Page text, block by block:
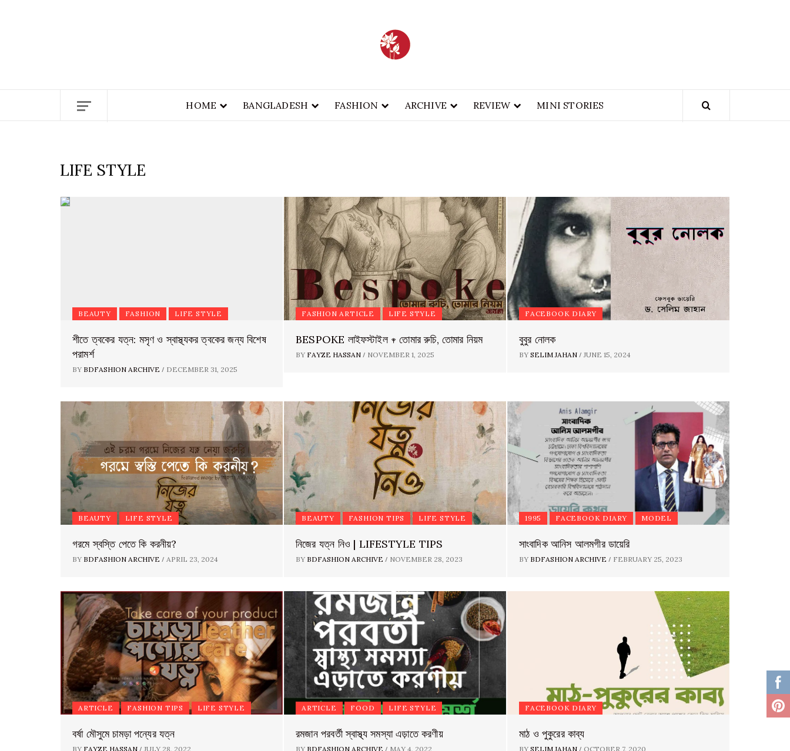
HOME BANGLADESH FASHION ARCHIVE REVIEW MINI STORIES
LIFE STYLE
BEAUTY FASHION LIFE STYLE
শীতে ত্বকের যত্ন: মসৃণ ও স্বাস্থ্যকর ত্বকের জন্য বিশেষ
পরামর্শ
BY BDFASHION ARCHIVE / DECEMBER 31, 2025
FASHION ARTICLE LIFE STYLE
BESPOKE লাইফস্টাইল 𖥧 তোমার রুচি, তোমার নিয়ম
BY FAYZE HASSAN / NOVEMBER 1, 2025
FACEBOOK DIARY
বুবুর নোলক
BY SELIM JAHAN / JUNE 15, 2024
BEAUTY LIFE STYLE
গরমে স্বস্তি পেতে কি করনীয়?
BY BDFASHION ARCHIVE / APRIL 23, 2024
BEAUTY FASHION TIPS LIFE STYLE
নিজের যত্ন নিও | LIFESTYLE TIPS
BY BDFASHION ARCHIVE / NOVEMBER 28, 2023
1995 FACEBOOK DIARY MODEL
সাংবাদিক আনিস আলমগীর ডায়েরি
BY BDFASHION ARCHIVE / FEBRUARY 25, 2023
ARTICLE FASHION TIPS LIFE STYLE
বর্ষা মৌসুমে চামড়া পন্যের যত্ন
BY FAYZE HASSAN JULY 28, 2022
ARTICLE FOOD LIFE STYLE
রমজান পরবর্তী স্বাস্থ্য সমস্যা এড়াতে করণীয়
BY BDFASHION ARCHIVE MAY 4, 2022
FACEBOOK DIARY
মাঠ ও পুকুরের কাব্য
BY SELIM JAHAN OCTOBER 7, 2020